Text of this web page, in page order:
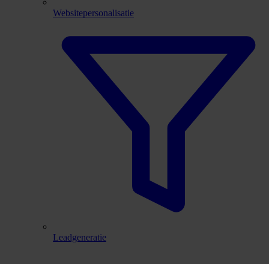
Websitepersonalisatie
Leadgeneratie